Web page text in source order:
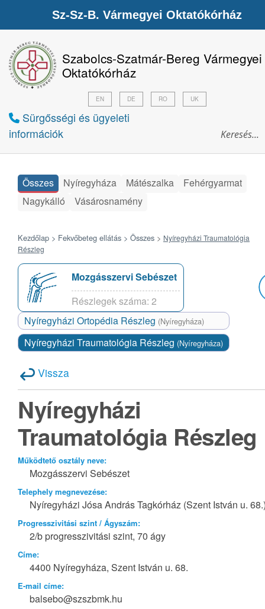
Szabolcs-Szatmár-Bereg Vármegyei
Oktatókórház
Sürgősségi és ügyeleti
információk
EN DE RO UK
Összes Nyíregyháza Mátészalka
Fehérgyarmat
Nagykálló
Vásárosnamény
Kezdőlap > Fekvőbeteg ellátás > Összes > Nyíregyházi Traumatológia
Részleg
Mozgásszervi Sebészet
Részlegek száma: 2
Nyíregyházi Ortopédia Részleg (Nyíregyháza)
Nyíregyházi Traumatológia Részleg (Nyíregyháza)
Vissza
Nyíregyházi
Traumatológia Részleg
Működtető osztály neve:
Mozgásszervi Sebészet
Telephely megnevezése:
Nyíregyházi Jósa András Tagkórház (Szent István u.
Progresszivitási szint / Ágyszám:
2/b progresszivitási szint, 70 ágy
Címe:
4400 Nyíregyháza, Szent István u. 68.
E-mail címe:
balsebo@szszbmk.hu
Sz-Sz-B. Vármegyei Oktatókórház